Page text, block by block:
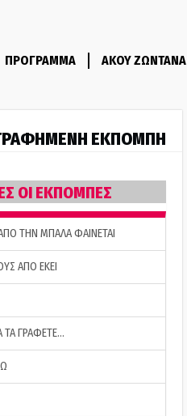
ΠΡΟΓΡΑΜΜΑ ΑΚΟΥ ΖΩΝΤΑΝΑ
ΕΚΠΟΜΠΗ
ΟΙ ΕΚΠΟΜΠΕΣ
ΤΗΝ ΜΠΑΛΑ ΦΑΙΝΕΤΑΙ
ΑΠΟ ΕΚΕΙ
ΤΑ ΓΡΑΦΕΤΕ…